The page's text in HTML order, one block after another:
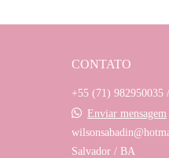
CONTATO
+55 (71) 982950035
Enviar mensagem
Salvador / BA